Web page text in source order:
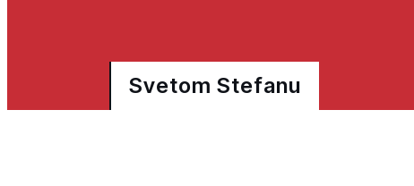
Svetom Stefanu